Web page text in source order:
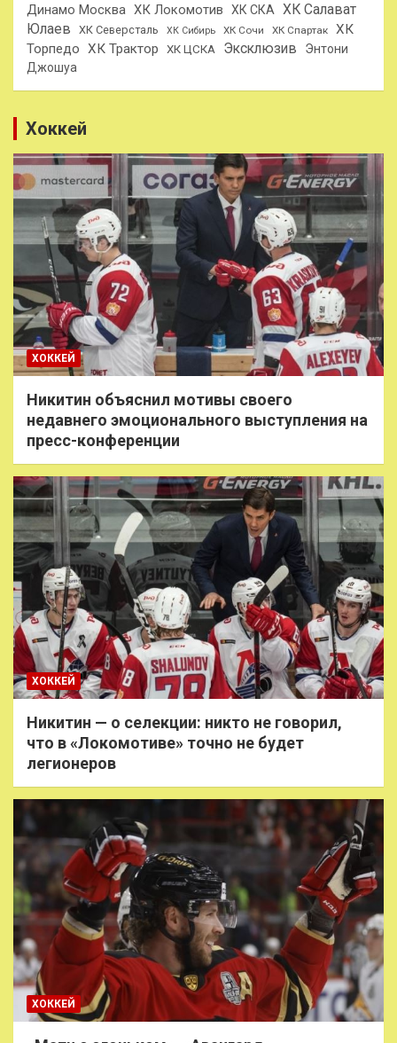
Динамо Москва ХК Локомотив ХК СКА ХК Салават
Юлаев
ХК Северсталь ХК Сибирь ХК Сочи ХК Спартак
ХК
Торпедо ХК Трактор ХК ЦСКА Эксклюзив
Энтони
Джошуа
Хоккей
ХОККЕЙ
Никитин объяснил мотивы своего
недавнего эмоционального выступления на
пресс-конференции
ХОККЕЙ
Никитин — о селекции: никто не говорил,
что в «Локомотиве» точно не будет
легионеров
ХОККЕЙ